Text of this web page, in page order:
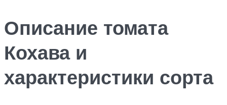
Описание томата
Кохава и
характеристики сорта